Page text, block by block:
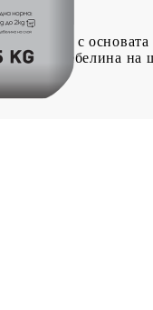
с
1 mm дебелина на